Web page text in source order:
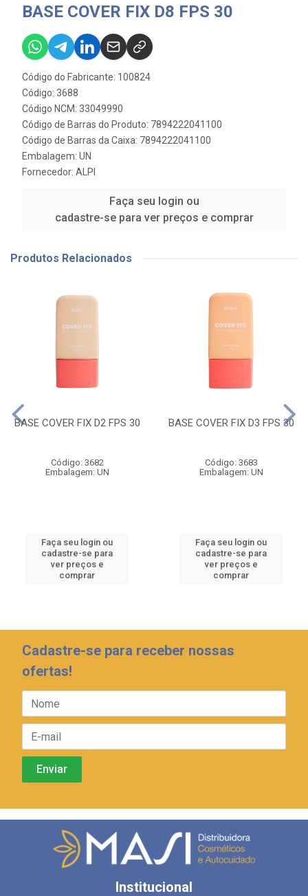
BASE COVER FIX D8 FPS 30
Código do Fabricante: 100824
Código: 3688
Código NCM: 33049990
Código de Barras do Produto: 7894222041100
Código de Barras da Caixa: 7894222041100
Embalagem: UN
Fornecedor: ALPI
Faça seu login ou
cadastre-se para ver preços e comprar
Produtos Relacionados
BASE COVER FIX D2 FPS 30
Código: 3682
Embalagem: UN
Faça seu login ou
cadastre-se para
ver preços e
comprar
BASE COVER FIX D3 FPS 30
Código: 3683
Embalagem: UN
Faça seu login ou
cadastre-se para
ver preços e
comprar
Cadastre-se para receber nossas
ofertas!
Institucional